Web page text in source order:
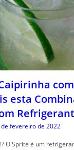
esta
de fevereiro de 2022
O Sprite é um